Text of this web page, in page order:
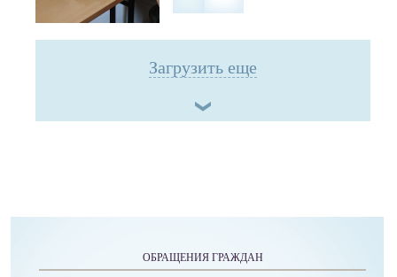
Загрузить еще
ОБРАЩЕНИЯ ГРАЖДАН